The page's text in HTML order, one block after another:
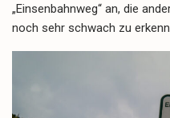
„Einsenbahnweg“ an, die
noch sehr schwach zu